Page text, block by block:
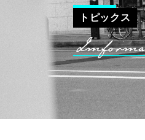
トピックス